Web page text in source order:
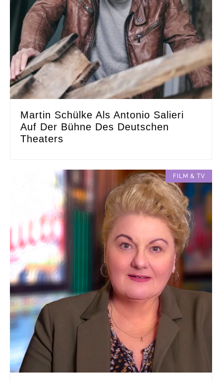
Martin Schülke Als Antonio Salieri
Auf Der Bühne Des Deutschen
Theaters
FILM & TV